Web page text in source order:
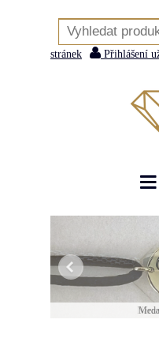
stránek
Přihlášení